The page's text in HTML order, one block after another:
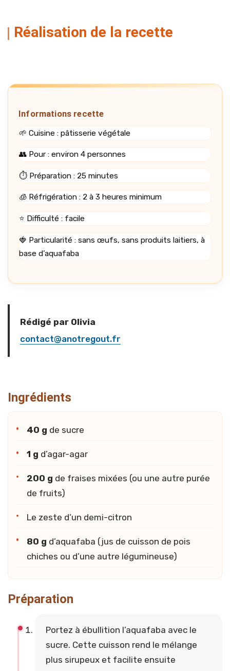
Réalisation de la recette
Informations recette
🌱 Cuisine : pâtisserie végétale
👥 Pour : environ 4 personnes
⏱️ Préparation : 25 minutes
🧊 Réfrigération : 2 à 3 heures minimum
⭐ Difficulté : facile
🍓 Particularité : sans œufs, sans produits laitiers, à
base d’aquafaba
Rédigé par Olivia
contact@anotregout.fr
Ingrédients
40 g de sucre
1 g d’agar-agar
200 g de fraises mixées (ou une autre purée
de fruits)
Le zeste d’un demi-citron
80 g d’aquafaba (jus de cuisson de pois
chiches ou d’une autre légumineuse)
Préparation
Portez à ébullition l’aquafaba avec le
sucre. Cette cuisson rend le mélange
plus sirupeux et facilite ensuite